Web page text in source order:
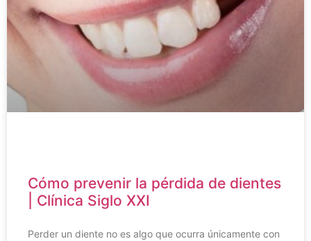
Cómo prevenir la pérdida de dientes
| Clínica Siglo XXI
Perder un diente no es algo que ocurra únicamente con